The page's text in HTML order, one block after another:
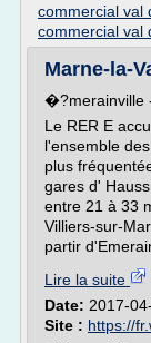
commercial val
commercial val
Marne-la-
�?merainville
Le RER E
l'ensemble
plus
gares d'
entre 21 à 33
Villiers-sur-
partir
Lire la suite
Date: 2017-
Site : https://